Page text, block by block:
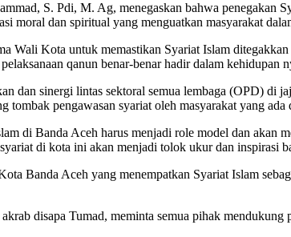
S. Pdi, M. Ag, menegaskan bahwa penegakan
moral dan spiritual yang menguatkan masyarakat
Wali Kota untuk memastikan Syariat Islam
qanun benar-benar hadir dalam kehidupan
dan sinergi lintas sektoral semua lembaga (OPD) di
tombak pengawasan syariat oleh masyarakat yang
di Banda Aceh harus menjadi role model dan akan
di kota ini akan menjadi tolok ukur dan inspirasi
Banda Aceh yang menempatkan Syariat Islam
disapa Tumad, meminta semua pihak